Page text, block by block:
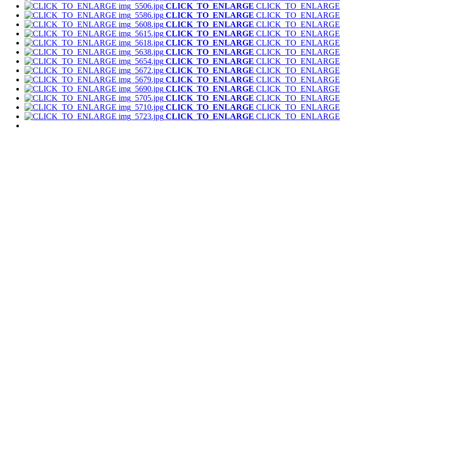
CLICK_TO_ENLARGE CLICK_TO_ENLARGE
CLICK_TO_ENLARGE CLICK_TO_ENLARGE
CLICK_TO_ENLARGE CLICK_TO_ENLARGE
CLICK_TO_ENLARGE CLICK_TO_ENLARGE
CLICK_TO_ENLARGE CLICK_TO_ENLARGE
CLICK_TO_ENLARGE CLICK_TO_ENLARGE
CLICK_TO_ENLARGE CLICK_TO_ENLARGE
CLICK_TO_ENLARGE CLICK_TO_ENLARGE
CLICK_TO_ENLARGE CLICK_TO_ENLARGE
CLICK_TO_ENLARGE CLICK_TO_ENLARGE
CLICK_TO_ENLARGE CLICK_TO_ENLARGE
CLICK_TO_ENLARGE CLICK_TO_ENLARGE
CLICK_TO_ENLARGE CLICK_TO_ENLARGE